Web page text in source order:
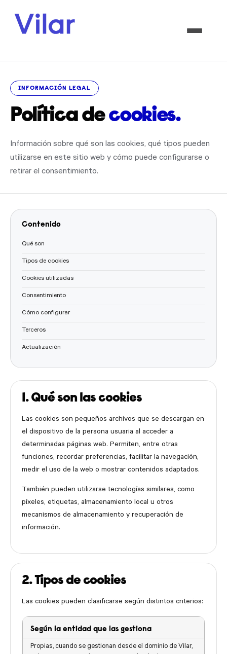
INFORMACIÓN LEGAL
Política decookies.
Información sobre qué son las cookies, qué tipos pueden
utilizarse en este sitio web y cómo puede configurarse o
retirar el consentimiento.
Contenido
Qué son
Tipos de cookies
Cookies utilizadas
Consentimiento
Cómo configurar
Terceros
Actualización
1. Qué son las cookies
Las cookies son pequeños archivos que se descargan en
el dispositivo de la persona usuaria al acceder a
determinadas páginas web. Permiten, entre otras
funciones, recordar preferencias, facilitar la navegación,
medir el uso de la web o mostrar contenidos adaptados.
También pueden utilizarse tecnologías similares, como
píxeles, etiquetas, almacenamiento local u otros
mecanismos de almacenamiento y recuperación de
información.
2. Tipos de cookies
Las cookies pueden clasificarse según distintos criterios:
Según la entidad que las gestiona
Propias, cuando se gestionan desde el dominio de Vilar,